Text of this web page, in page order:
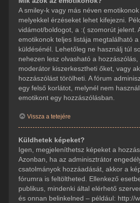
A smiley-k vagy más néven emotikonok
melyekkel érzéseket lehet kifejezni.
vidámot/boldogot, a :( szomorút jelent.
emotikonok teljes listája megtalálható
küldésénél. Lehetőleg ne használj túl
nehezen lesz olvasható a
moderátor kiszerkesztheti őket, vagy
hozzászólást törölheti. A fórum
egy felső korlátot, melynél nem
emotikont egy hozzászólásban.
Vissza a tetejére
Küldhetek képeket?
Igen, megjeleníthetsz képeket a
Azonban, ha az adminisztrátor
csatolmányok hozzáadását, akkor a
fórumra is feltöltheted. Ellenkező
publikus, mindenki által elérhető
és onnan belinkelned – például: http://